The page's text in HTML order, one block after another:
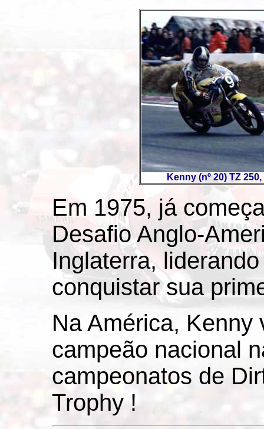
Kenny (nº 20) TZ
Em 1975, já
Desafio Anglo-
Inglaterra,
conquistar sua
Na América, Kenny
campeão nacional
campeonatos de
Trophy !